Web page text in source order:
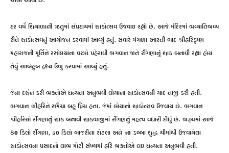
દર વર્ષે શિયાળાની ઋતુમાં સંપ્રદાયમાં શાકોત્સવ ઉજવાઇ રહ્યો છે. આજે મંદિરમાં ભવ્યાતિભવ્ય
રીતે શાકોત્સવનું આયોજન કરવામાં આવ્યું હતું. સવારે મંગળા આરતી બાદ શ્રીહરિકૃષ્ણ
મહારાજની મૂર્તિને રસોઇયાના વસ્ત્રો પહેરાવી ભગવાન જાતે રીંગણાનું શાક બનાવી રહ્યા હોય
તેવું આબેહુબ દ્રશ્ય ઉભુ કરવામાં આવ્યું હતું.
જેના દર્શન કરી ભક્તોએ ધન્યતા અનુભવી લોયાના શાકોત્સવની યાદ તાજી કરી હતી.
ભગવાન શ્રીહરિને સમૈયા બહુ પ્રિય હતા. જેમાં લોયાનો શાકોત્સવ ઉજવાય છે. ભગવાન
શ્રીહરિએ રીંગણાનું શાક બનાવી શાકભાજીમાં રીંગણનું મહત્વ વધારી દીધું છે. ભરૂચમાં આજે
80 કિલો રીંગણા, 50 કિલો બાજરીના રોટલા અને 10 ડબ્બા શુદ્ધ ઘીમાંથી ઉજવાયેલા
શાકોત્સવના પ્રસાદનો લાભ મોટી સંખ્યમાં હરિ ભક્તોએ લઇ ધન્યતા અનુભવી હતી.